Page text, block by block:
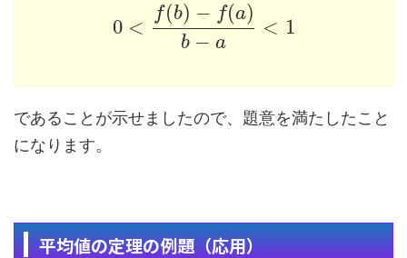
0 <
f(b) − f(a)
b − a
< 1
であることが示せましたので、題意を満たしたこと
になります。
平均値の定理の例題（応用）